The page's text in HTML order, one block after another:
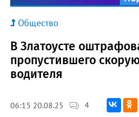
Общество
В Златоусте
пропустившего
водителя
06:15 20.08.25 4